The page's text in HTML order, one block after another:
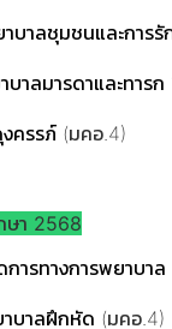
บาลชุมชนและการรั
าลมารดาและทารก
ครรภ์ (มคอ.4)
ษา 2568
ารทางการพยาบาล
บาลฝึกหัด (มคอ.4)